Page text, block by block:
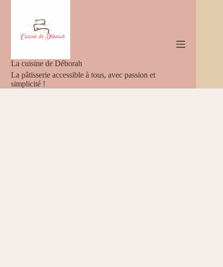
La cuisine de Déborah
La pâtisserie accessible à tous, avec passion et
simplicité !